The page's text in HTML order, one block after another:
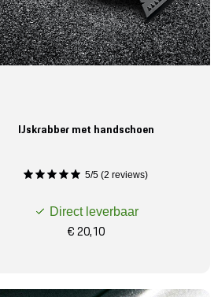
IJskrabber met handschoen
5/5 (2 reviews)
Direct leverbaar
€ 20,10